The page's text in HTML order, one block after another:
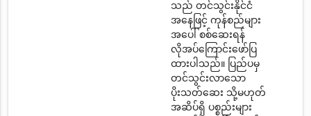
သည် တင်သွင်းနိုင်ငံ
အနေဖြင့် ကုန်စည်များ
အပေါ် စစ်ဆေးရန်
လိုအပ်ကြောင်းဖော်ပြ
ထားပါသည်။ ပြည်ပမှ
တင်သွင်းလာသော
ပိုးသတ်ဆေး သို့မဟုတ်
အဆိပ်ရှိ ပစ္စည်းများ